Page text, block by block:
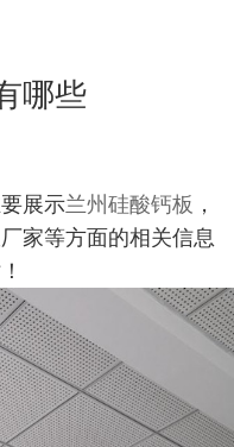
哪些
展示兰州硅酸钙板 ，
家等方面的相关信息